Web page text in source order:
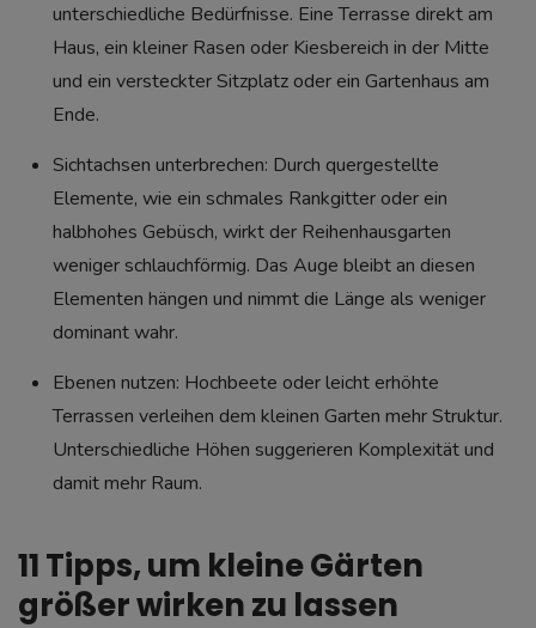
unterschiedliche Bedürfnisse. Eine Terrasse direkt am
Haus, ein kleiner Rasen oder Kiesbereich in der Mitte
und ein versteckter Sitzplatz oder ein Gartenhaus am
Ende.
Sichtachsen unterbrechen: Durch quergestellte
Elemente, wie ein schmales Rankgitter oder ein
halbhohes Gebüsch, wirkt der Reihenhausgarten
weniger schlauchförmig. Das Auge bleibt an diesen
Elementen hängen und nimmt die Länge als weniger
dominant wahr.
Ebenen nutzen: Hochbeete oder leicht erhöhte
Terrassen verleihen dem kleinen Garten mehr Struktur.
Unterschiedliche Höhen suggerieren Komplexität und
damit mehr Raum.
11 Tipps, um kleine Gärten
größer wirken zu lassen